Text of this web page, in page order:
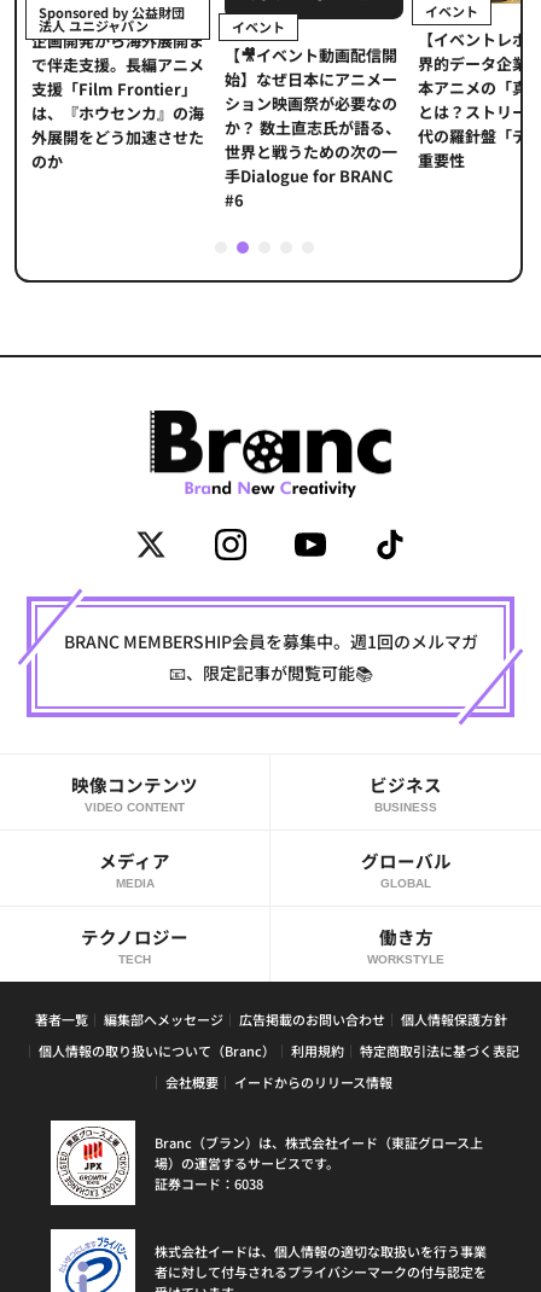
Sponsored by 公益財団
法人 ユニジャパン
企画開発から海外展開ま
で伴走支援。長編アニメ
支援「Film Frontier」
は、『ホウセンカ』の海
外展開をどう加速させた
のか
イベント
【🎥イベント動画配信開
始】なぜ日本にアニメー
ション映画祭が必要なの
か？ 数土直志氏が語る、
世界と戦うための次の一
手Dialogue for BRANC
#6
イベント
【イベントレポ
界的データ企業
本アニメの「真
とは？ストリー
代の羅針盤「デ
重要性
2
BRANC MEMBERSHIP会員を募集中。週1回のメルマガ
📧、限定記事が閲覧可能📚
映像コンテンツ
VIDEO CONTENT
ビジネス
BUSINESS
メディア
MEDIA
グローバル
GLOBAL
テクノロジー
TECH
働き方
WORKSTYLE
著者一覧 編集部へメッセージ 広告掲載のお問い合わせ
個人情報保護方針
個人情報の取り扱いについて（Branc）
利用規約
特定商取引法に基づく表記
会社概要
イードからのリリース情報
Branc（ブラン）は、株式会社イード（東証グロース上
場）の運営するサービスです。
証券コード：6038
株式会社イードは、個人情報の適切な取扱いを行う事業
者に対して付与されるプライバシーマークの付与認定を